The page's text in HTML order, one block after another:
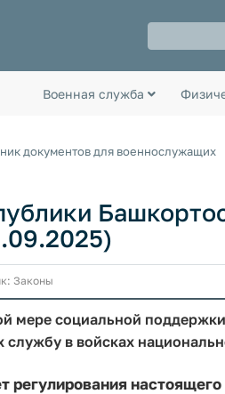
Военная служба
документов для военнослужащих
Законы
мере социальной
в войсках
регулирования